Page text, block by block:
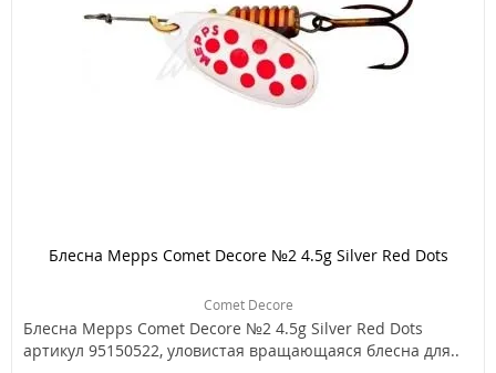
Блесна Mepps Comet Decore №2 4.5g Silver Red Dots
Comet Decore
Блесна Mepps Comet Decore №2 4.5g Silver Red Dots
артикул 95150522, уловистая вращающаяся блесна для..